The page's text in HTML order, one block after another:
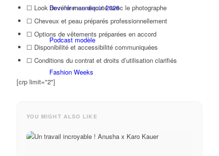
Devenir mannequin 2026
Podcast modèle
Fashion Weeks
Wiki
☐ Look de référence discuté avec le photographe
☐ Cheveux et peau préparés professionnellement
☐ Options de vêtements préparées en accord
☐ Disponibilité et accessibilité communiquées
☐ Conditions du contrat et droits d’utilisation clarifiés
[crp limit="2"]
YOU MIGHT ALSO LIKE